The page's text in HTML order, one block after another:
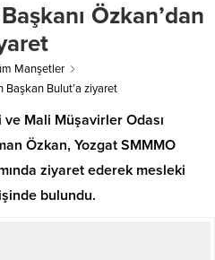
Özkan’dan
Manşetler
Başkan Bulut’a ziyaret
Mali Müşavirler Odası
Özkan, Yozgat SMMMO
ziyaret ederek mesleki
bulundu.